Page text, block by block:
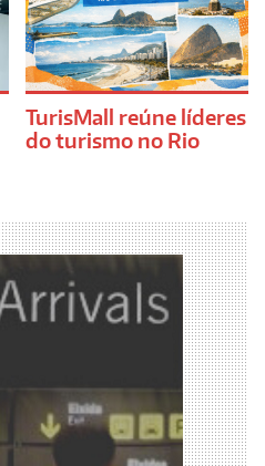
TurisMall reúne líderes
do turismo no Rio